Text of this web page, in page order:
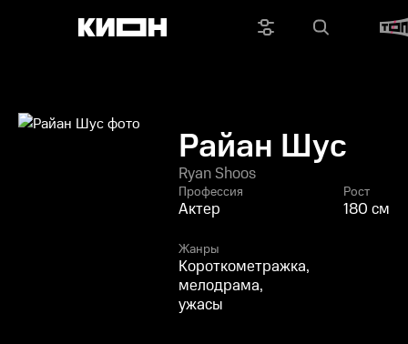
Райан Шус
Ryan Shoos
Профессия
Актер
Рост
180 см
Жанры
Короткометражка,
мелодрама,
ужасы